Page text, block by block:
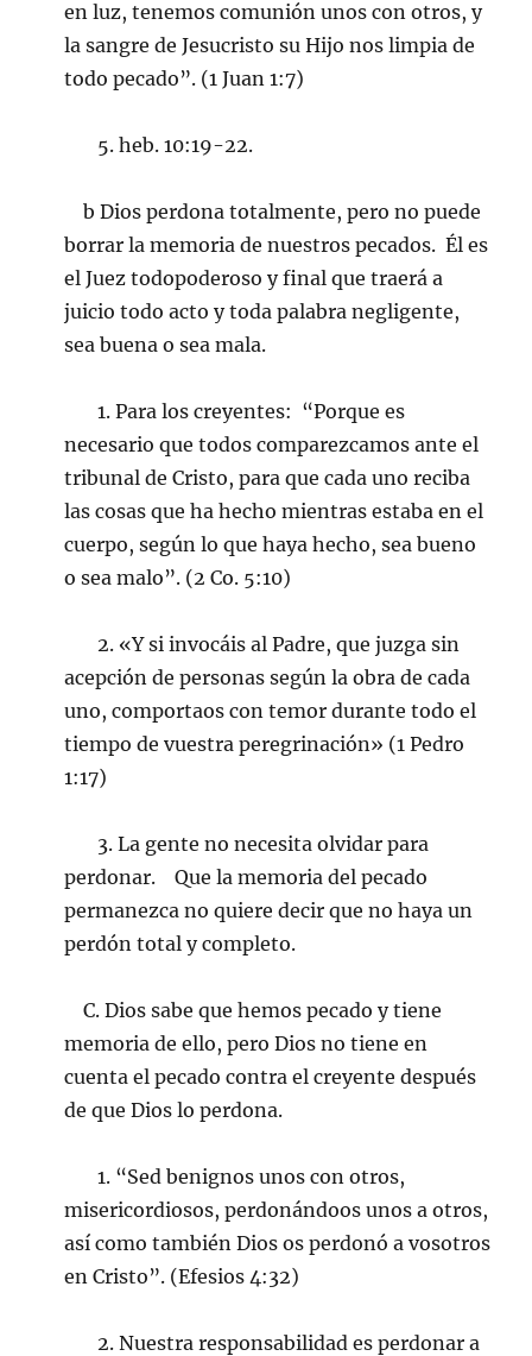
en luz, tenemos comunión unos con otros, y
la sangre de Jesucristo su Hijo nos limpia de
todo pecado”. (1 Juan 1:7)
5. heb. 10:19-22.
b Dios perdona totalmente, pero no puede
borrar la memoria de nuestros pecados. Él es
el Juez todopoderoso y final que traerá a
juicio todo acto y toda palabra negligente,
sea buena o sea mala.
1. Para los creyentes: “Porque es
necesario que todos comparezcamos ante el
tribunal de Cristo, para que cada uno reciba
las cosas que ha hecho mientras estaba en el
cuerpo, según lo que haya hecho, sea bueno
o sea malo”. (2 Co. 5:10)
2. «Y si invocáis al Padre, que juzga sin
acepción de personas según la obra de cada
uno, comportaos con temor durante todo el
tiempo de vuestra peregrinación» (1 Pedro
1:17)
3. La gente no necesita olvidar para
perdonar. Que la memoria del pecado
permanezca no quiere decir que no haya un
perdón total y completo.
C. Dios sabe que hemos pecado y tiene
memoria de ello, pero Dios no tiene en
cuenta el pecado contra el creyente después
de que Dios lo perdona.
1. “Sed benignos unos con otros,
misericordiosos, perdonándoos unos a otros,
así como también Dios os perdonó a vosotros
en Cristo”. (Efesios 4:32)
2. Nuestra responsabilidad es perdonar a